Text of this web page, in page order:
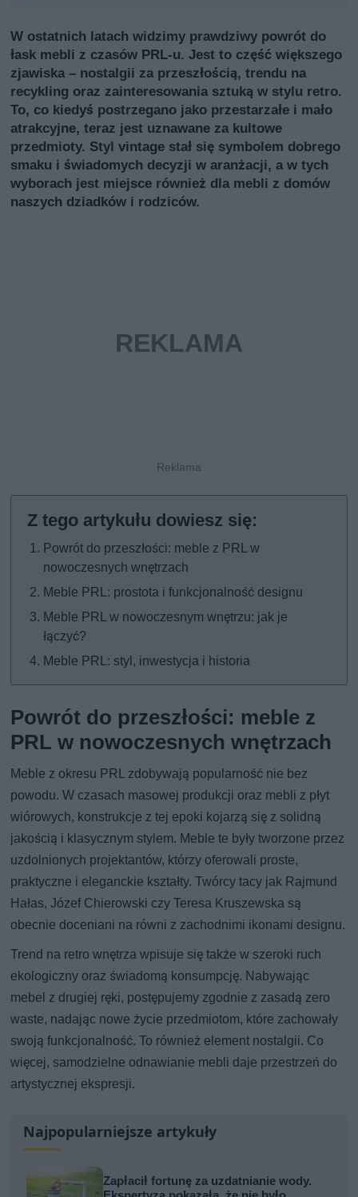
W ostatnich latach widzimy prawdziwy powrót do
łask mebli z czasów PRL-u. Jest to część większego
zjawiska – nostalgii za przeszłością, trendu na
recykling oraz zainteresowania sztuką w stylu retro.
To, co kiedyś postrzegano jako przestarzałe i mało
atrakcyjne, teraz jest uznawane za kultowe
przedmioty. Styl vintage stał się symbolem dobrego
smaku i świadomych decyzji w aranżacji, a w tych
wyborach jest miejsce również dla mebli z domów
naszych dziadków i rodziców.
Powrót do przeszłości: meble z PRL w
nowoczesnych wnętrzach
Meble PRL: prostota i funkcjonalność designu
Meble PRL w nowoczesnym wnętrzu: jak je
łączyć?
Meble PRL: styl, inwestycja i historia
Powrót do przeszłości: meble z
PRL w nowoczesnych wnętrzach
Meble z okresu PRL zdobywają popularność nie bez
powodu. W czasach masowej produkcji oraz mebli z płyt
wiórowych, konstrukcje z tej epoki kojarzą się z solidną
jakością i klasycznym stylem. Meble te były tworzone przez
uzdolnionych projektantów, którzy oferowali proste,
praktyczne i eleganckie kształty. Twórcy tacy jak Rajmund
Hałas, Józef Chierowski czy Teresa Kruszewska są
obecnie doceniani na równi z zachodnimi ikonami designu.
Trend na retro wnętrza wpisuje się także w szeroki ruch
ekologiczny oraz świadomą konsumpcję. Nabywając
mebel z drugiej ręki, postępujemy zgodnie z zasadą zero
waste, nadając nowe życie przedmiotom, które zachowały
swoją funkcjonalność. To również element nostalgii. Co
więcej, samodzielne odnawianie mebli daje przestrzeń do
artystycznej ekspresji.
Najpopularniejsze artykuły
Zapłacił fortunę za uzdatnianie wody.